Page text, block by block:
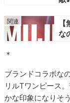
な
＊
ブランドコラボな
リルTワンピース
かな印象になりそ